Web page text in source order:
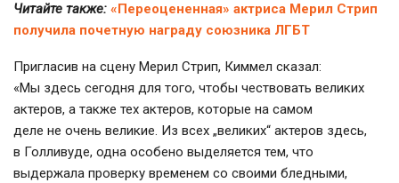
Читайте также: «Переоцененная» актриса Мерил Стрип
получила почетную награду союзника ЛГБТ
Пригласив на сцену Мерил Стрип, Киммел сказал:
«Мы здесь сегодня для того, чтобы чествовать великих
актеров, а также тех актеров, которые на самом
деле не очень великие. Из всех „великих“ актеров здесь,
в Голливуде, одна особено выделяется тем, что
выдержала проверку временем со своими бледными,